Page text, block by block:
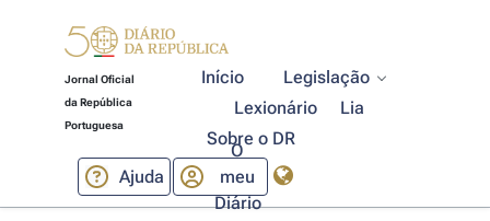
Jornal Oficial
da República
Portuguesa
Início
Legislação
Lexionário
Lia
Sobre o DR
Ajuda
O
meu
Diário